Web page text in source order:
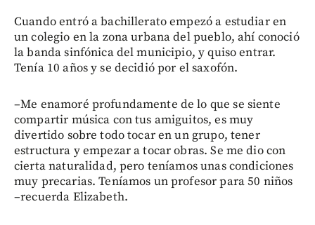
Cuando entró a bachillerato empezó a estudiar en
un colegio en la zona urbana del pueblo, ahí conoció
la banda sinfónica del municipio, y quiso entrar.
Tenía 10 años y se decidió por el saxofón.
–Me enamoré profundamente de lo que se siente
compartir música con tus amiguitos, es muy
divertido sobre todo tocar en un grupo, tener
estructura y empezar a tocar obras. Se me dio con
cierta naturalidad, pero teníamos unas condiciones
muy precarias. Teníamos un profesor para 50 niños
–recuerda Elizabeth.